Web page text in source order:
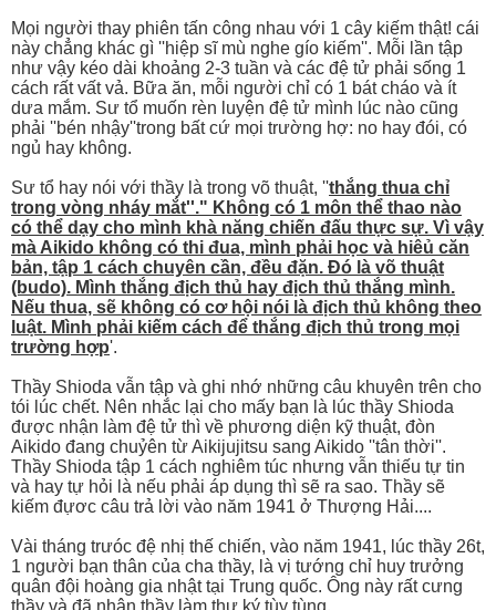
Mọi người thay phiên tấn công nhau với 1 cây kiếm thật! cái
này chẳng khác gì ''hiệp sĩ mù nghe gío kiếm''. Mỗi lần tập
như vậy kéo dài khoảng 2-3 tuần và các đệ tử phải sống 1
cách rất vất vả. Bữa ăn, mỗi người chỉ có 1 bát cháo và ít
dưa mắm. Sư tổ muốn rèn luyện đệ tử mình lúc nào cũng
phải ''bén nhậy''trong bất cứ mọi trường hợ: no hay đói, có
ngủ hay không.
Sư tổ hay nói với thầy là trong võ thuật, ''thắng thua chỉ
trong vòng nháy mắt''." Không có 1 môn thể thao nào
có thể dạy cho mình khà năng chiến đấu thực sự. Vì vậy
mà Aikido không có thi đua, mình phải học và hiêủ căn
bản, tập 1 cách chuyên cần, đều đặn. Đó là võ thuật
(budo). Mình thắng địch thủ hay địch thủ thắng mình.
Nếu thua, sẽ không có cơ hội nói là địch thủ không theo
luật. Mình phải kiếm cách để thắng địch thủ trong mọi
trường hợp'.
Thầy Shioda vẫn tập và ghi nhớ những câu khuyên trên cho
tói lúc chết. Nên nhắc lại cho mấy bạn là lúc thầy Shioda
được nhận làm đệ tử thì về phương diện kỹ thuật, đòn
Aikido đang chuỷên từ Aikijujitsu sang Aikido ''tân thời''.
Thầy Shioda tập 1 cách nghiêm túc nhưng vẫn thiếu tự tin
và hay tự hỏi là nếu phải áp dụng thì sẽ ra sao. Thầy sẽ
kiếm đựơc câu trả lời vào năm 1941 ở Thượng Hải....
Vài tháng trưóc đệ nhị thế chiến, vào năm 1941, lúc thầy 26t,
1 người bạn thân của cha thầy, là vị tướng chỉ huy trưởng
quân đội hoàng gia nhật tại Trung quốc. Ông này rất cưng